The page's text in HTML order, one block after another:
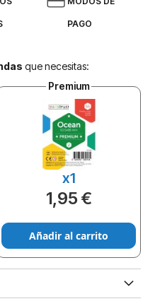
PAGO
que necesitas:
Premium
x1
1,95 €
Añadir al carrito